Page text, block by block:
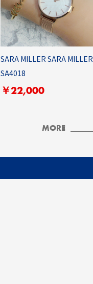
SARA MILLER SARA MILLER
SA4018
￥22,000
MORE